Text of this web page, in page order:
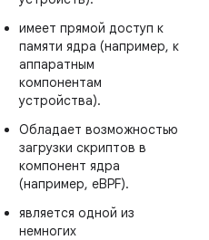
имеет прямой доступ к
памяти ядра (например, к
аппаратным
компонентам
устройства).
Обладает возможностью
загрузки скриптов в
компонент ядра
(например, eBPF).
является одной из
немногих